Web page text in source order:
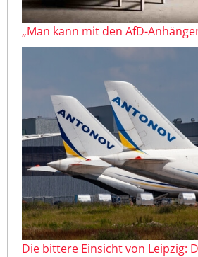
„Man kann mit den AfD-
Die bittere Einsicht von Leipzig: